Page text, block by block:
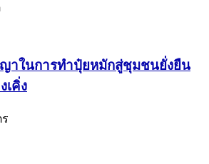
าในการทำปุ๋ยหมักสู่ชุมชนยั่งยืน
เคิ่ง